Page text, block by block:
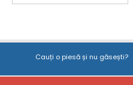
Cauți o piesă și nu găsești?